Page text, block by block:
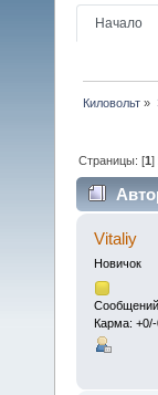
Начало
Киловольт »
Страницы: [1]
Vitaliy
Новичок
Карма: